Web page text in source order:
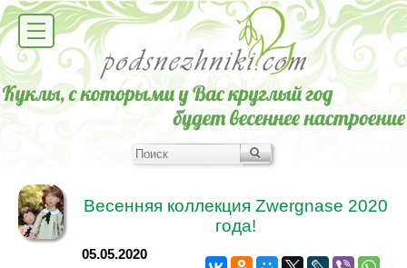
Весенняя коллекция Zwergnase 2020
года!
05.05.2020